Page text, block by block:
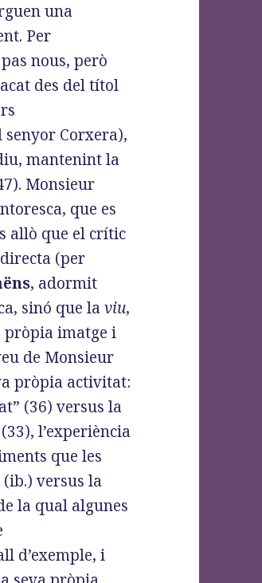
una
Per
nous, però
des del títol
Corxera),
mantenint la
Monsieur
que es
allò que el crític
(per
, adormit
sinó que laviu,
pròpia imatge i
de Monsieur
pròpia activitat:
(36) versus la
l’experiència
que les
versus la
la qual algunes
d’exemple, i